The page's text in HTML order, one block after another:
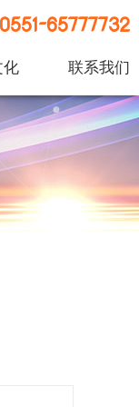
0551-65777732
化 联系我们